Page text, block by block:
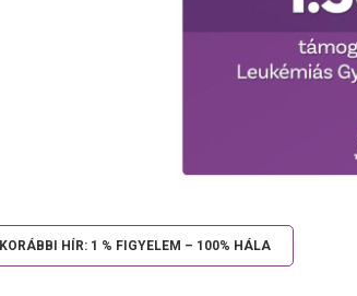
KORÁBBI HÍR: 1 % FIGYELEM – 100% HÁLA